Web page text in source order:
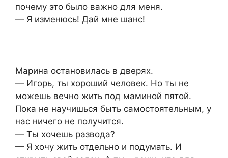
почему это было важно для меня.
— Я изменюсь! Дай мне шанс!
Марина остановилась в дверях.
— Игорь, ты хороший человек. Но ты не
можешь вечно жить под маминой пятой.
Пока не научишься быть самостоятельным, у
нас ничего не получится.
— Ты хочешь развода?
— Я хочу жить отдельно и подумать. И